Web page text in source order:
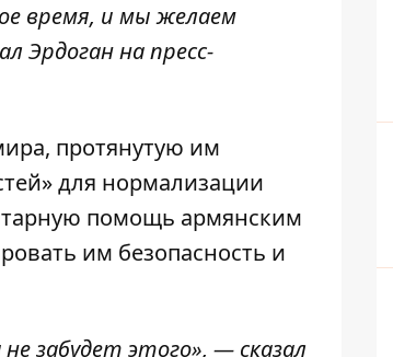
время, и мы желаем
Эрдоган на пресс-
протянутую им
для нормализации
помощь армянским
им безопасность и
забудет этого», — сказал